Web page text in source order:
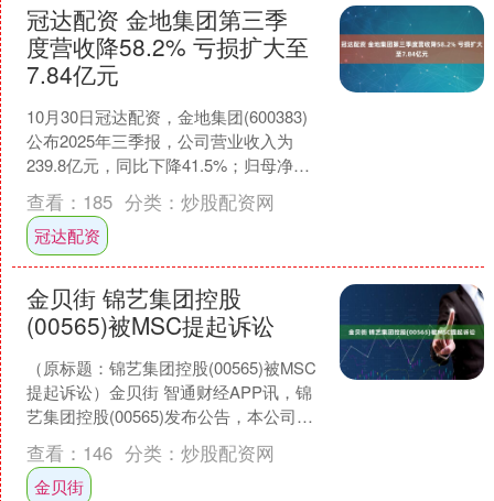
冠达配资 金地集团第三季
度营收降58.2% 亏损扩大至
7.84亿元
10月30日冠达配资，金地集团(600383)
公布2025年三季报，公司营业收入为
239.8亿元，同比下降41.5%；归母净利
润自去年同期亏损34.1亿元变为亏....
查看： 185 分类： 炒股配资网
冠达配资
金贝街 锦艺集团控股
(00565)被MSC提起诉讼
（原标题：锦艺集团控股(00565)被MSC
提起诉讼）金贝街 智通财经APP讯，锦
艺集团控股(00565)发布公告，本公司分
别于2025年6月25日及2025年....
查看： 146 分类： 炒股配资网
金贝街